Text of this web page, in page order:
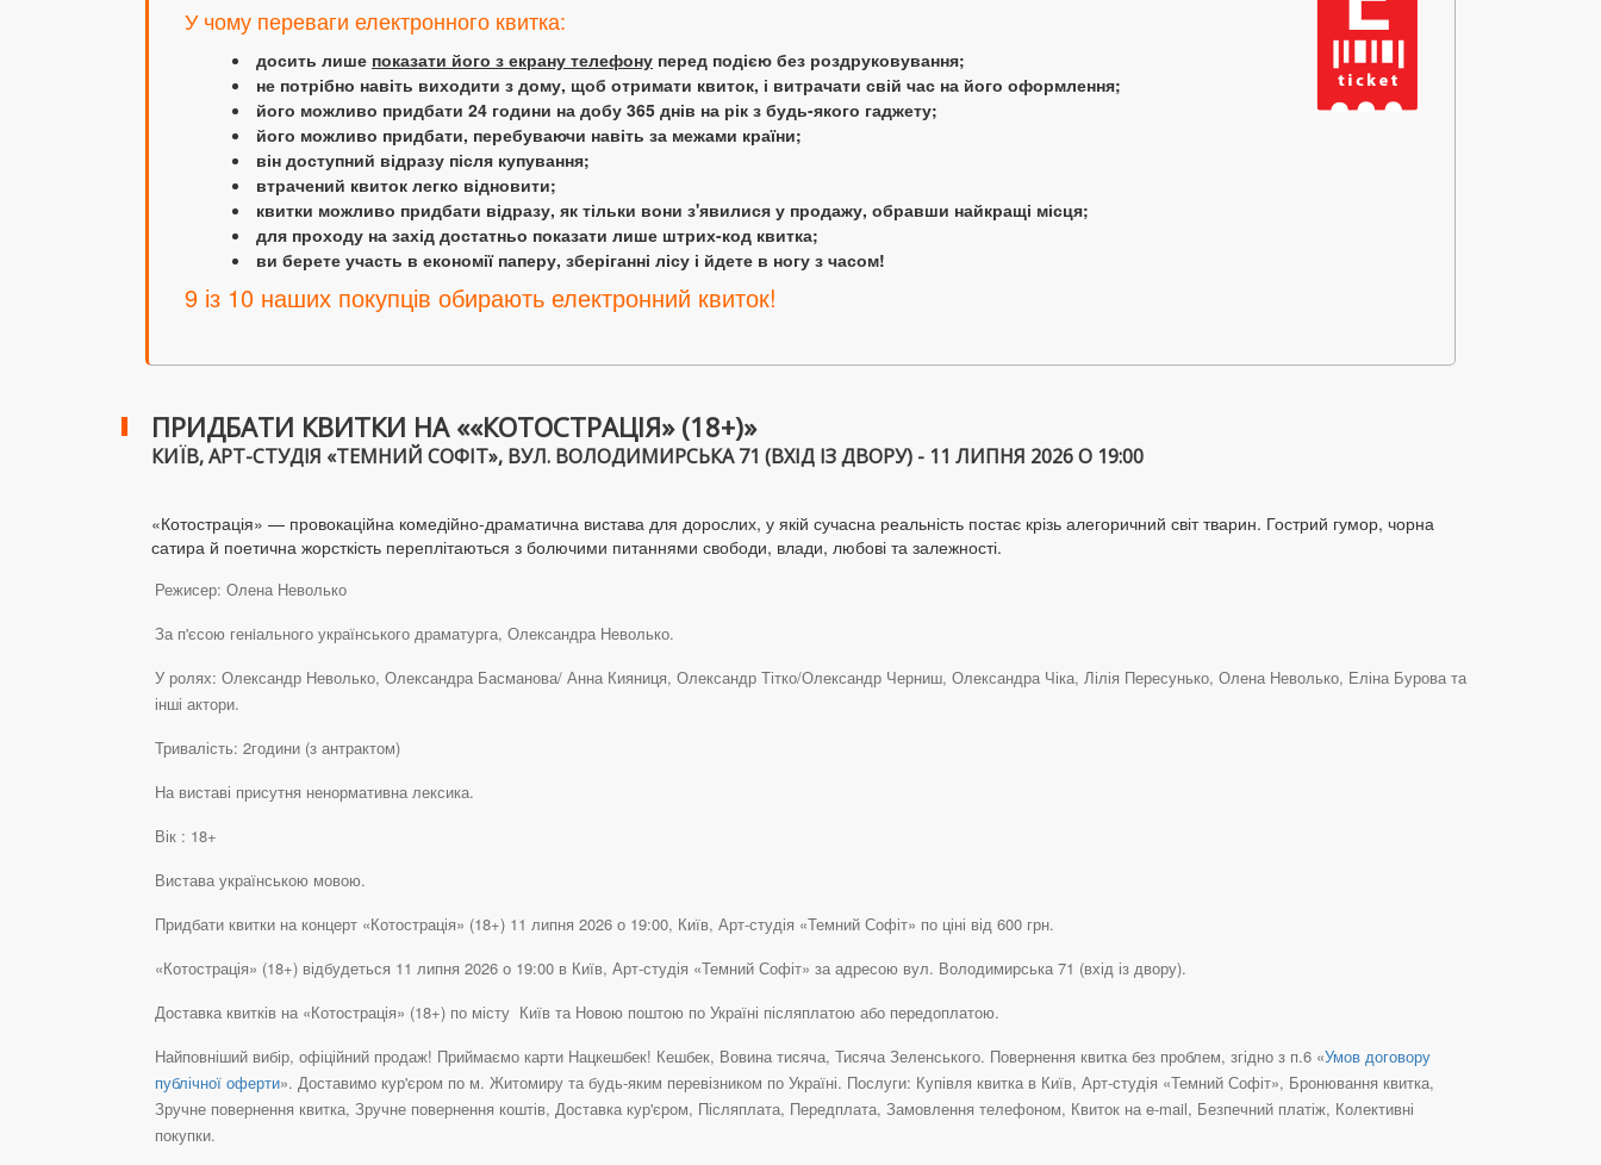
У чому переваги електронного квитка:
досить лише показати його з екрану телефону перед подією без роздруковування;
не потрібно навіть виходити з дому, щоб отримати квиток, і витрачати свій час на його оформлення;
його можливо придбати 24 години на добу 365 днів на рік з будь-якого гаджету;
його можливо придбати, перебуваючи навіть за межами країни;
він доступний відразу після купування;
втрачений квиток легко відновити;
квитки можливо придбати відразу, як тільки вони з'явилися у продажу, обравши найкращі місця;
для проходу на захід достатньо показати лише штрих-код квитка;
ви берете участь в економії паперу, зберіганні лісу і йдете в ногу з часом!
9 із 10 наших покупців обирають електронний квиток!
ПРИДБАТИ КВИТКИ НА ««КОТОСТРАЦІЯ» (18+)»
КИЇВ, АРТ-СТУДІЯ «ТЕМНИЙ СОФІТ», ВУЛ. ВОЛОДИМИРСЬКА 71 (ВХІД ІЗ ДВОРУ) - 11 ЛИПНЯ 2026 О 19:00
«Котострація» — провокаційна комедійно-драматична вистава для дорослих, у якій сучасна реальність постає крізь алегоричний світ тварин. Гострий гумор, чорна
сатира й поетична жорсткість переплітаються з болючими питаннями свободи, влади, любові та залежності.
Режисер: Олена Неволько
За п'єсою генiального українського драматурга, Олександра Неволько.
У ролях: Олександр Неволько, Олександра Басманова/ Анна Кияниця, Олександр Тітко/Олександр Черниш, Олександра Чіка, Лілія Пересунько, Олена Неволько, Еліна Бурова та
інші актори.
Тривалість: 2години (з антрактом)
На виставі присутня ненормативна лексика.
Вік : 18+
Вистава українською мовою.
Придбати квитки на концерт «Котострація» (18+) 11 липня 2026 о 19:00, Київ, Арт-студія «Темний Софіт» по ціні від 600 грн.
«Котострація» (18+) відбудеться 11 липня 2026 о 19:00 в Київ, Арт-студія «Темний Софіт» за адресою вул. Володимирська 71 (вхід із двору).
Доставка квитків на «Котострація» (18+) по місту Київ та Новою поштою по Україні післяплатою або передоплатою.
Найповніший вибір, офіційний продаж! Приймаємо карти Нацкешбек! Кешбек, Вовина тисяча, Тисяча Зеленського. Повернення квитка без проблем, згідно з п.6 «Умов договору
публічної оферти». Доставимо кур'єром по м. Житомиру та будь-яким перевізником по Україні. Послуги: Купівля квитка в Київ, Арт-студія «Темний Софіт», Бронювання квитка,
Зручне повернення квитка, Зручне повернення коштів, Доставка кур'єром, Післяплата, Передплата, Замовлення телефоном, Квиток на e-mail, Безпечний платіж, Колективні
покупки.